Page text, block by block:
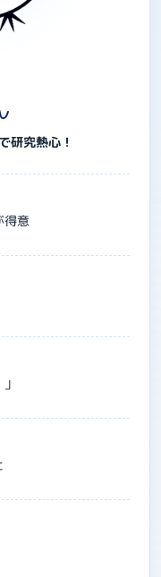
研究熱心！
得意